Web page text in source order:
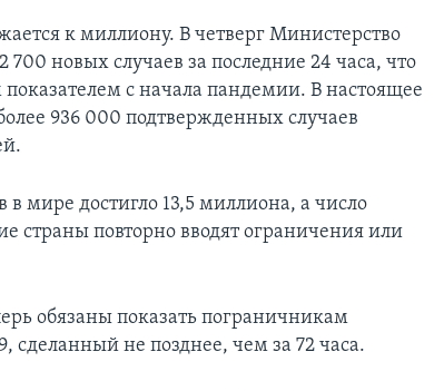
к миллиону. В четверг Министерство
новых случаев за последние 24 часа, что
с начала пандемии. В настоящее
936 000 подтвержденных случаев
в мире достигло 13,5 миллиона, а число
страны повторно вводят ограничения или
обязаны показать пограничникам
сделанный не позднее, чем за 72 часа.